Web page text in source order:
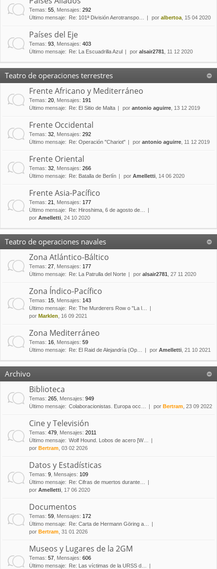
Temas: 55 Mensajes: 292
Último mensaje:
Re: 101ª División Aerotranspo… por albertoa , 15 04 2020
Países del Eje
Temas: 93 Mensajes: 403
Último mensaje:
Re: La Escuadrilla Azul por alsair2781 , 11 12 2020
Teatro de operaciones terrestres
Frente Africano y Mediterráneo
Temas: 20 Mensajes: 191
Último mensaje:
Re: El Sitio de Malta por antonio aguirre , 13 12 2019
Frente Occidental
Temas: 32 Mensajes: 292
Último mensaje:
Re: Operación "Chariot" por antonio aguirre , 11 12 2019
Frente Oriental
Temas: 32 Mensajes: 266
Último mensaje:
Re: Batalla de Berlín por Amelletti , 14 06 2020
Frente Asia-Pacífico
Temas: 21 Mensajes: 177
Último mensaje:
Re: Hiroshima, 6 de agosto de…
por Amelletti , 24 10 2020
Teatro de operaciones navales
Zona Atlántico-Báltico
Temas: 27 Mensajes: 177
Último mensaje:
Re: La Patrulla del Norte por alsair2781 , 27 11 2020
Zona Índico-Pacífico
Temas: 15 Mensajes: 143
Último mensaje:
Re: The Murderers Row o "La l…
por Marklen , 16 09 2021
Zona Mediterráneo
Temas: 16 Mensajes: 59
Último mensaje:
Re: El Raid de Alejandría (Op… por Amelletti , 21 10 2021
Archivo
Biblioteca
Temas: 265 Mensajes: 949
Último mensaje: Colaboracionistas. Europa occ… por Bertram , 23 09 2022
Cine y Televisión
Temas: 479 Mensajes: 2011
Último mensaje: Wolf Hound. Lobos de acero [W…
por Bertram , 03 02 2026
Datos y Estadísticas
Temas: 9 Mensajes: 109
Último mensaje:
Re: Cifras de muertos durante…
por Amelletti , 17 06 2020
Documentos
Temas: 59 Mensajes: 172
Último mensaje:
Re: Carta de Hermann Göring a…
por Bertram , 31 01 2026
Museos y Lugares de la 2GM
Temas: 57 Mensajes: 606
Último mensaje:
Re: Las víctimas de la URSS d…